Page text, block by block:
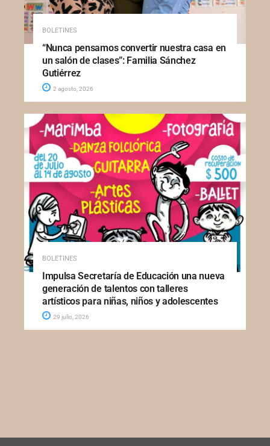
BOLETINES
“Nunca pensamos convertir nuestra casa en
un salón de clases”: Familia Sánchez
Gutiérrez
2 agosto, 2026
BOLETINES
Impulsa Secretaría de Educación una nueva
generación de talentos con talleres
artísticos para niñas, niños y adolescentes
29 julio, 2026